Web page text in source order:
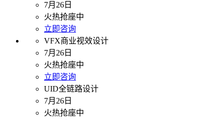
7月26日
火热抢座中
立即咨询
VFX商业视效设计
7月26日
火热抢座中
立即咨询
UID全链路设计
7月26日
火热抢座中